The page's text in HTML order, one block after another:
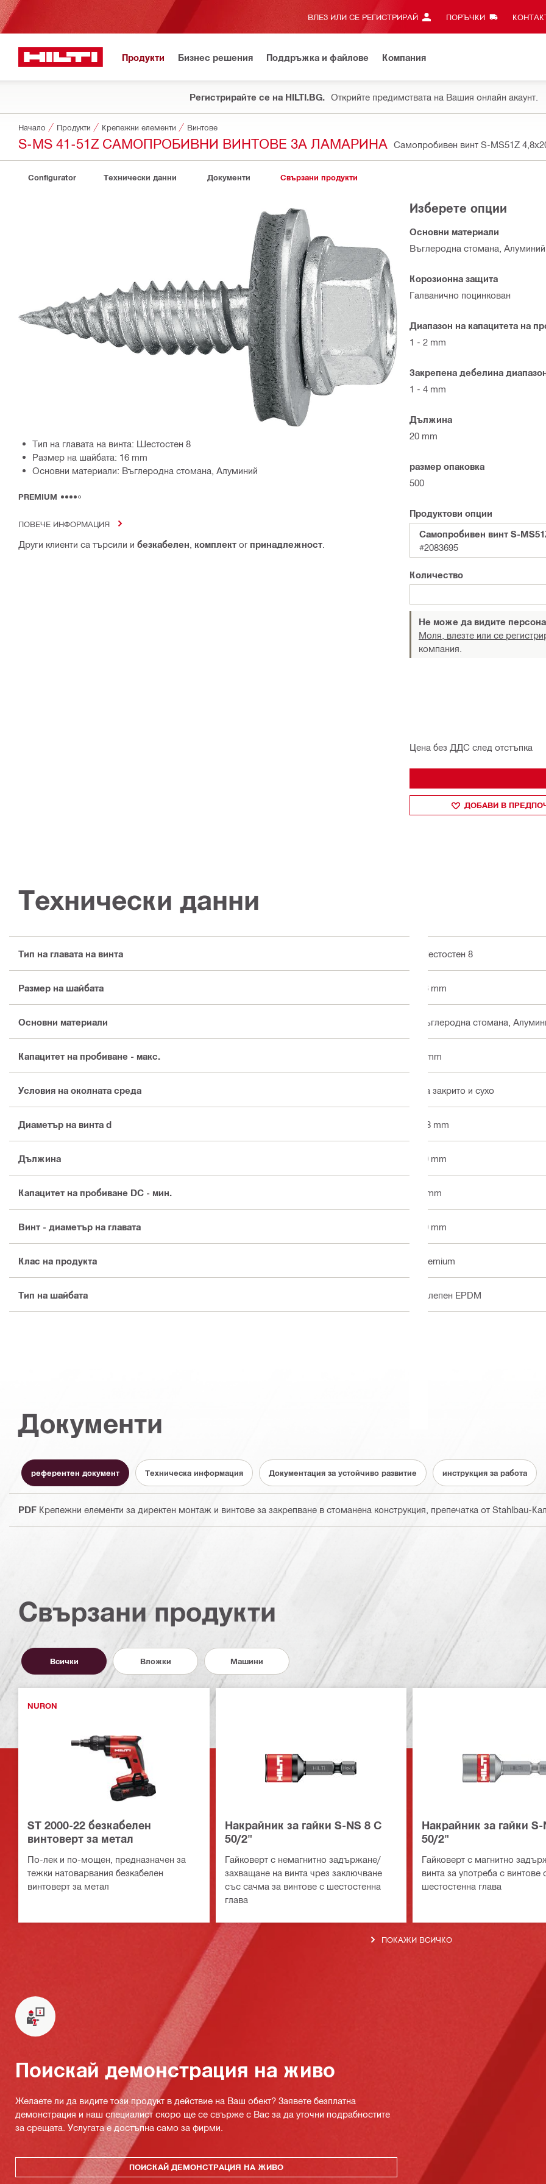
ВЛЕЗ ИЛИ СЕ РЕГИСТРИРАЙ ПОРЪЧКИ
Продукти Бизнес решения Поддръжка и файлове Компания
Регистрирайте се на HILTI.BG. Открийте предимствата на Вашия онлайн акаунт.
Начало Продукти Крепежни елементи Винтове
S-MS 41-51Z САМОПРОБИВНИ ВИНТОВЕ ЗА ЛАМАРИНА Самопробивен винт S-MS51Z
Configurator Технически данни Документи Свързани продукти
Тип на главата на винта: Шестостен 8
Размер на шайбата: 16 mm
Основни материали: Въглеродна стомана, Алуминий
PREMIUM
ПОВЕЧЕ ИНФОРМАЦИЯ
Други клиенти са търсили и безкабелен комплект or принадлежност
Изберете опции
Основни материали
Въглеродна стомана, Алуминий
Корозионна защита
Галванично поцинкован
Диапазон на капацитета на
1 - 2 mm
Закрепена дебелина
1 - 4 mm
Дължина
20 mm
размер опаковка
500
Продуктови опции
Самопробивен винт S-
#2083695
Количество
Не може да видите
Моля, влезте или се
компания.
Цена без ДДС след отстъпка
ДОБАВИ В
Технически данни
Тип на главата на винта Шестостен 8
Размер на шайбата 16 mm
Основни материали Въглеродна стомана,
Капацитет на пробиване - макс. 2 mm
Условия на околната среда На закрито и сухо
Диаметър на винта d 4.8 mm
Дължина 20 mm
Капацитет на пробиване DC - мин. 1 mm
Винт - диаметър на главата 10 mm
Клас на продукта Premium
Тип на шайбата Залепен EPDM
Документи
референтен документ Техническа информация Документация за устойчиво развитие инструкция за работа
PDF Крепежни елементи за директен монтаж и винтове за закрепване в стоманена конструкция, препечатка от Stahlbau-
Свързани продукти
Всички Вложки Машини
NURON
ST 2000-22 безкабелен
винтоверт за метал
По-лек и по-мощен, предназначен за
тежки натоварвания безкабелен
винтоверт за метал
Накрайник за гайки S-NS 8 C
50/2"
Гайковерт с немагнитно задържане/
захващане на винта чрез заключване
със сачма за винтове с шестостенна
глава
Накрайник за гайки S-
50/2"
Гайковерт с магнитно
винта за употреба с винтове
шестостенна глава
ПОКАЖИ ВСИЧКО
Поискай демонстрация на живо
Желаете ли да видите този продукт в действие на Ваш обект? Заявете безплатна
демонстрация и наш специалист скоро ще се свърже с Вас за да уточни подрабностите
за срещата. Услугата е достъпна само за фирми.
ПОИСКАЙ ДЕМОНСТРАЦИЯ НА ЖИВО